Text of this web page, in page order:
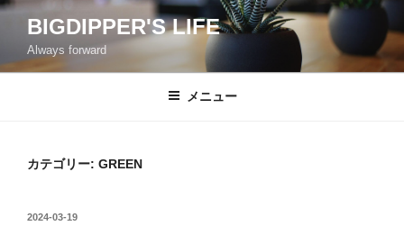
コ
ン
BIGDIPPER'S LIFE
Always forward
メニュー
カテゴリー: GREEN
投
2024-03-19